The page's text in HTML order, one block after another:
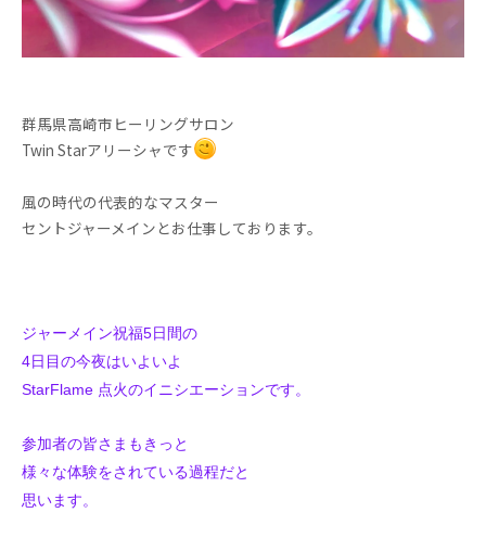
群馬県高崎市ヒーリングサロン
Twin Starアリーシャです
風の時代の代表的なマスター
セントジャーメインとお仕事しております。
ジャーメイン祝福5日間の
4日目の今夜はいよいよ
StarFlame 点火のイニシエーションです。
参加者の皆さまもきっと
様々な体験をされている過程だと
思います。